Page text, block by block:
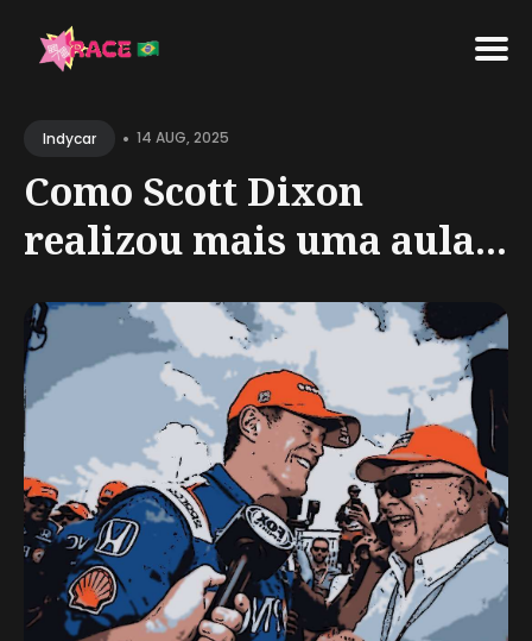
forIndycar • 14 AUG, 2025
Como Scott Dixon
realizou mais uma aula...